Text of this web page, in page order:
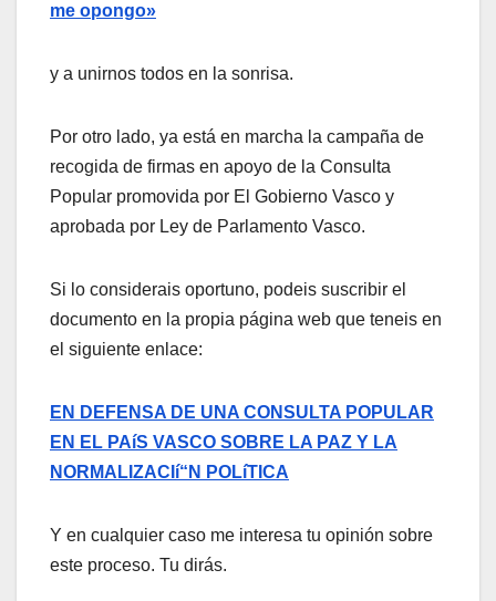
me opongo»
y a unirnos todos en la sonrisa.
Por otro lado, ya está en marcha la campaña de
recogida de firmas en apoyo de la Consulta
Popular promovida por El Gobierno Vasco y
aprobada por Ley de Parlamento Vasco.
Si lo considerais oportuno, podeis suscribir el
documento en la propia página web que teneis en
el siguiente enlace:
EN DEFENSA DE UNA CONSULTA POPULAR
EN EL PAíS VASCO SOBRE LA PAZ Y LA
NORMALIZACIí“N POLíTICA
Y en cualquier caso me interesa tu opinión sobre
este proceso. Tu dirás.